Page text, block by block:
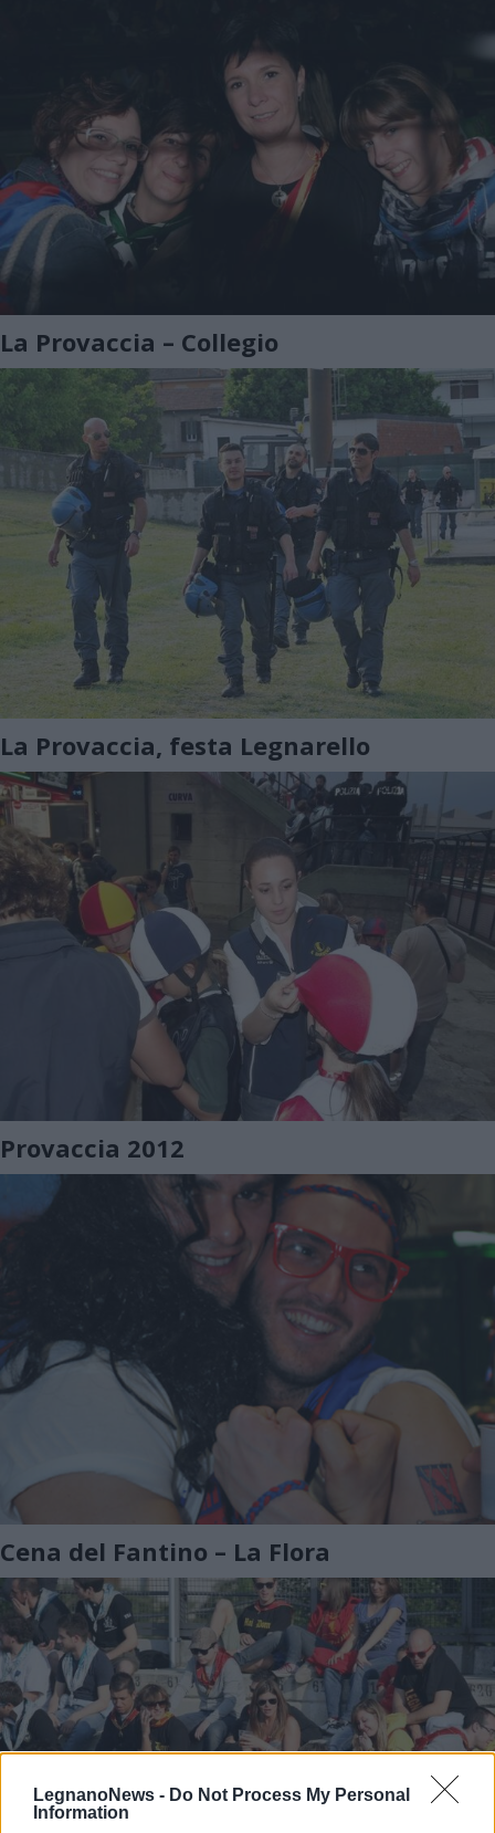
LegnanoNews - Do Not Process My Personal
Information
La Provaccia – Collegio
La Provaccia, festa Legnarello
Provaccia 2012
Cena del Fantino – La Flora